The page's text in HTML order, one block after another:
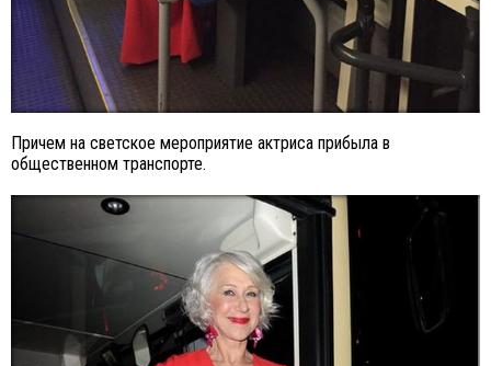
Причем на светское мероприятие актриса прибыла в
общественном транспорте.